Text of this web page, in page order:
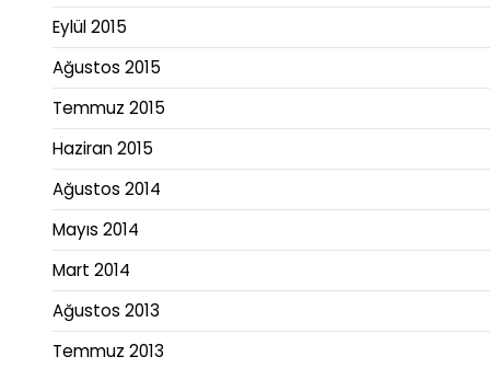
Eylül 2015
Ağustos 2015
Temmuz 2015
Haziran 2015
Ağustos 2014
Mayıs 2014
Mart 2014
Ağustos 2013
Temmuz 2013